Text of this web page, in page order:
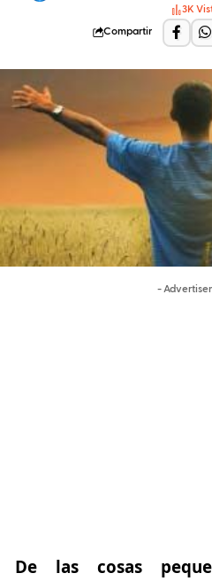
3K
Compartir
-
De las cosas